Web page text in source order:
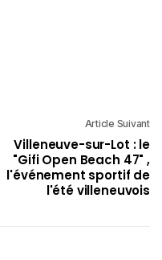
Article Suivant
Villeneuve-sur-Lot : le
"Gifi Open Beach 47" ,
l'événement sportif de
l'été villeneuvois